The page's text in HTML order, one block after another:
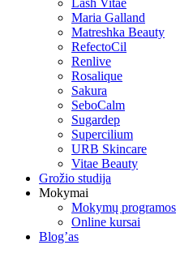
Lash Vitae
Maria Galland
Matreshka Beauty
RefectoCil
Renlive
Rosalique
Sakura
SeboCalm
Sugardep
Supercilium
URB Skincare
Vitae Beauty
Grožio studija
Mokymai
Mokymų programos
Online kursai
Blog’as